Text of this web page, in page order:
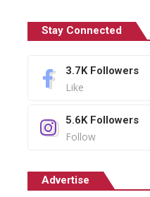
Stay Connected
3.7K Followers
Like
5.6K Followers
Follow
Advertise